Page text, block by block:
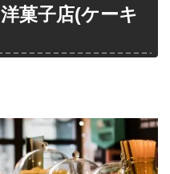
菓子店(ケーキ